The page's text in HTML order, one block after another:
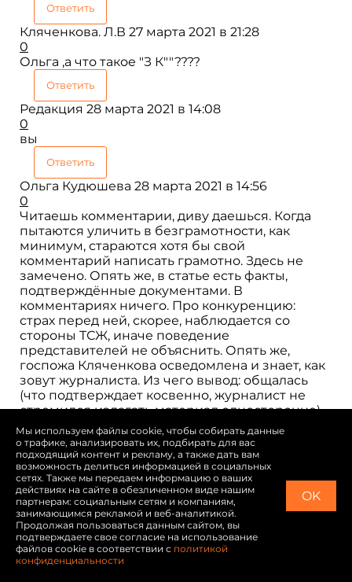
Ответить
Кляченкова. Л.В 27 марта 2021 в 21:28
0
Ольга ,а что такое "З К""????
Ответить
Редакция 28 марта 2021 в 14:08
0
вы
Ответить
Ольга Кудюшева 28 марта 2021 в 14:56
0
Читаешь комментарии, диву даешься. Когда
пытаются уличить в безграмотности, как
минимум, стараются хотя бы свой
комментарий написать грамотно. Здесь не
замечено. Опять же, в статье есть факты,
подтверждённые документами. В
комментариях ничего. Про конкуренцию:
страх перед ней, скорее, наблюдается со
стороны ТСЖ, иначе поведение
представителей не объяснить. Опять же,
госпожа Кляченкова осведомлена и знает, как
зовут журналиста. Из чего вывод: общалась
(что подтверждает косвенно, журналист не
стремился излагать материал односторонне).
Пишет: «предложение о встрече в силе»,
значит звонила (сама или ее доверенные),
значит есть номер, но раз до сих пор встречи
не было, вывод: или ей и Ко не интересно, или
ей и Ко страшно, ведь журналист может и
больше раскопать неприглядного, журналиста
так просто не обманешь. И потом, давно
известно, лучший способ защиты – наглое и
беспринципное нападение. На молодежном
сленге: «взять на понт». Количество и качество
Мы используем файлы cookie, чтобы собирать данные
о трафике, анализировать их, подбирать для вас
подходящий контент и рекламу, а также дать вам
возможность делиться информацией в социальных
сетях. Также мы передаем информацию о ваших
действиях на сайте в обезличенном виде нашим
партнерам: социальным сетям и компаниям,
занимающимся рекламой и веб-аналитикой.
Продолжая пользоваться данным сайтом, вы
подтверждаете свое согласие на использование
файлов cookie в соответствии с политикой
конфиденциальности
OK